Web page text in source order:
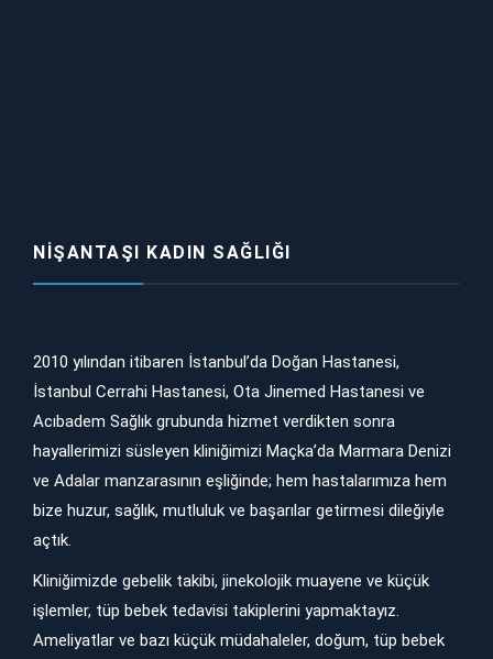
NIŞANTAŞI KADIN SAĞLIĞI
2010 yılından itibaren İstanbul’da Doğan Hastanesi,
İstanbul Cerrahi Hastanesi, Ota Jinemed Hastanesi ve
Acıbadem Sağlık grubunda hizmet verdikten sonra
hayallerimizi süsleyen kliniğimizi Maçka’da Marmara Denizi
ve Adalar manzarasının eşliğinde; hem hastalarımıza hem
bize huzur, sağlık, mutluluk ve başarılar getirmesi dileğiyle
açtık.
Kliniğimizde gebelik takibi, jinekolojik muayene ve küçük
işlemler, tüp bebek tedavisi takiplerini yapmaktayız.
Ameliyatlar ve bazı küçük müdahaleler, doğum, tüp bebek